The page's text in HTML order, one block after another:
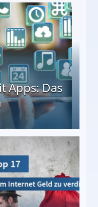
Apps: Das